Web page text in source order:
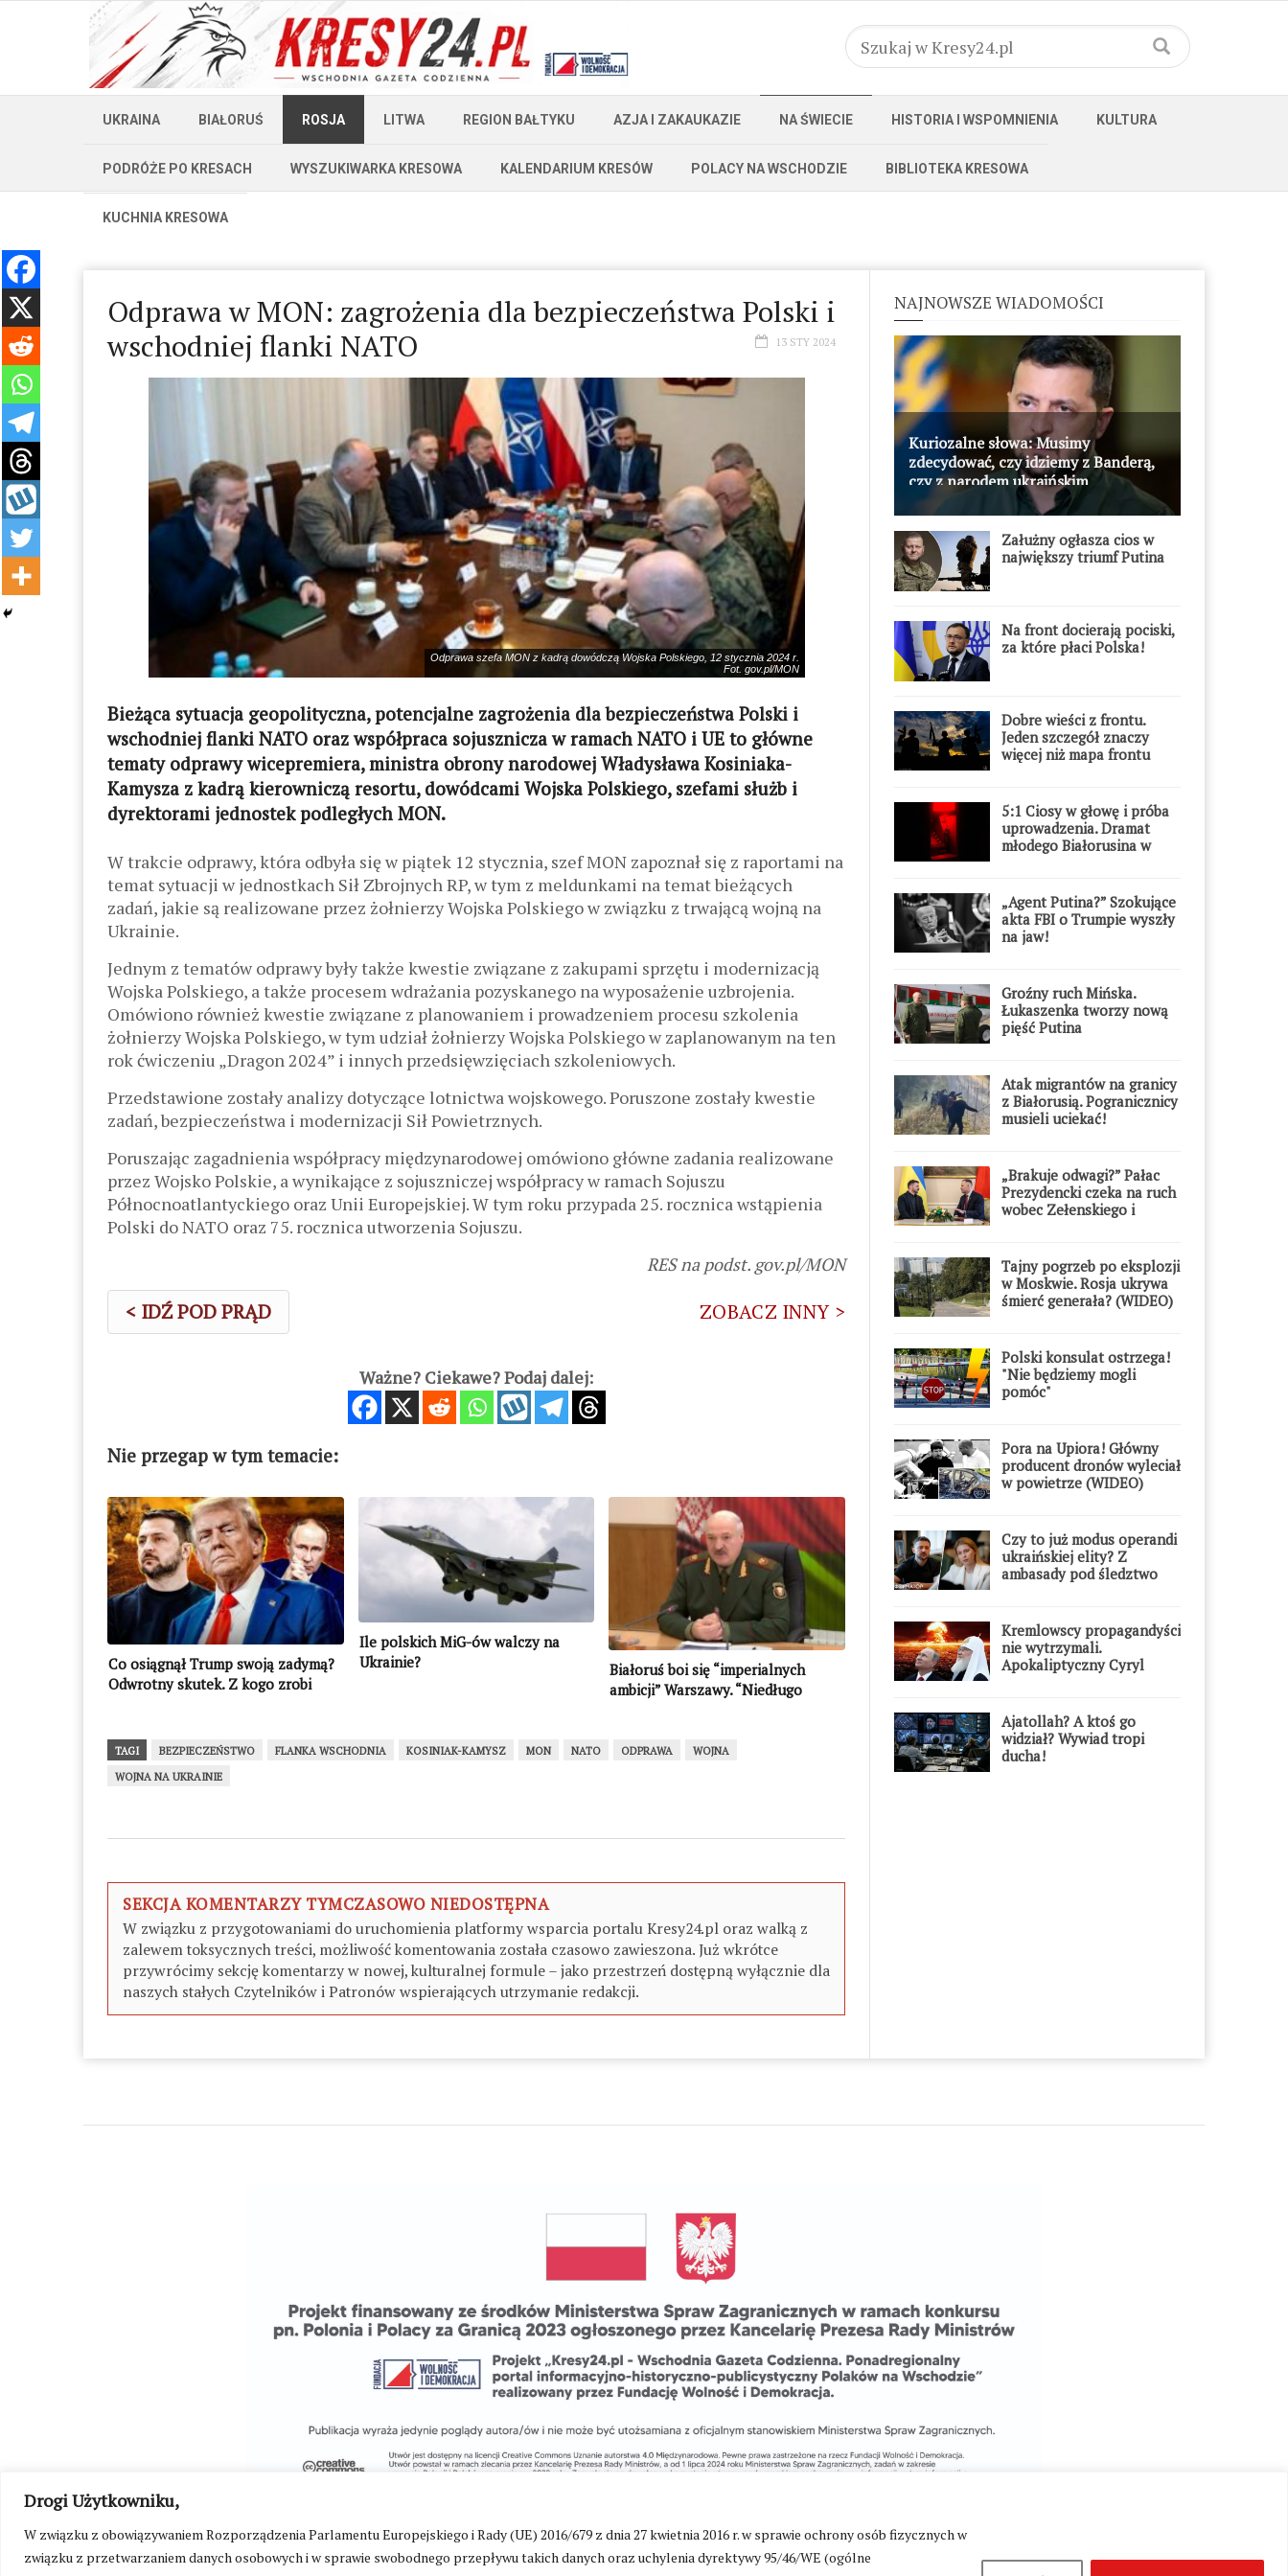
Drogi Użytkowniku,
W związku z obowiązywaniem Rozporządzenia Parlamentu Europejskiego i Rady (UE) 2016/679 z dnia 27 kwietnia 2016 r. w sprawie ochrony osób fizycznych w
związku z przetwarzaniem danych osobowych i w sprawie swobodnego przepływu takich danych oraz uchylenia dyrektywy 95/46/WE (ogólne
UKRAINA BIAŁORUŚ ROSJA LITWA REGION BAŁTYKU AZJA I ZAKAUKAZIE NA ŚWIECIE HISTORIA I WSPOMNIENIA KULTURA
PODRÓŻE PO KRESACH WYSZUKIWARKA KRESOWA KALENDARIUM KRESÓW POLACY NA WSCHODZIE BIBLIOTEKA KRESOWA
KUCHNIA KRESOWA
Odprawa w MON: zagrożenia dla bezpieczeństwa Polski i
wschodniej flanki NATO
13 STY 2024
Odprawa szefa MON z kadrą dowódczą Wojska Polskiego, 12 stycznia 2024 r.
Fot. gov.pl/MON
Bieżąca sytuacja geopolityczna, potencjalne zagrożenia dla bezpieczeństwa Polski i
wschodniej flanki NATO oraz współpraca sojusznicza w ramach NATO i UE to główne
tematy odprawy wicepremiera, ministra obrony narodowej Władysława Kosiniaka-
Kamysza z kadrą kierowniczą resortu, dowódcami Wojska Polskiego, szefami służb i
dyrektorami jednostek podległych MON.
W trakcie odprawy, która odbyła się w piątek 12 stycznia, szef MON zapoznał się z raportami na
temat sytuacji w jednostkach Sił Zbrojnych RP, w tym z meldunkami na temat bieżących
zadań, jakie są realizowane przez żołnierzy Wojska Polskiego w związku z trwającą wojną na
Ukrainie.
Jednym z tematów odprawy były także kwestie związane z zakupami sprzętu i modernizacją
Wojska Polskiego, a także procesem wdrażania pozyskanego na wyposażenie uzbrojenia.
Omówiono również kwestie związane z planowaniem i prowadzeniem procesu szkolenia
żołnierzy Wojska Polskiego, w tym udział żołnierzy Wojska Polskiego w zaplanowanym na ten
rok ćwiczeniu „Dragon 2024” i innych przedsięwzięciach szkoleniowych.
Przedstawione zostały analizy dotyczące lotnictwa wojskowego. Poruszone zostały kwestie
zadań, bezpieczeństwa i modernizacji Sił Powietrznych.
Poruszając zagadnienia współpracy międzynarodowej omówiono główne zadania realizowane
przez Wojsko Polskie, a wynikające z sojuszniczej współpracy w ramach Sojuszu
Północnoatlantyckiego oraz Unii Europejskiej. W tym roku przypada 25. rocznica wstąpienia
Polski do NATO oraz 75. rocznica utworzenia Sojuszu.
RES na podst. gov.pl/MON
< IDŹ POD PRĄD ZOBACZ INNY >
Ważne? Ciekawe? Podaj dalej:
Nie przegap w tym temacie:
Co osiągnął Trump swoją zadymą?
Odwrotny skutek. Z kogo zrobi
Ile polskich MiG-ów walczy na
Ukrainie?
Białoruś boi się “imperialnych
ambicji” Warszawy. “Niedługo
ofensywę przeciwko Białorusi”
TAGI BEZPIECZEŃSTWO FLANKA WSCHODNIA KOSINIAK-KAMYSZ MON NATO ODPRAWA
WOJNA
WOJNA NA UKRAINIE
SEKCJA KOMENTARZY TYMCZASOWO NIEDOSTĘPNA
W związku z przygotowaniami do uruchomienia platformy wsparcia portalu Kresy24.pl oraz walką z
zalewem toksycznych treści, możliwość komentowania została czasowo zawieszona. Już wkrótce
przywrócimy sekcję komentarzy w nowej, kulturalnej formule – jako przestrzeń dostępną wyłącznie dla
naszych stałych Czytelników i Patronów wspierających utrzymanie redakcji.
NAJNOWSZE WIADOMOŚCI
Kuriozalne słowa: Musimy
zdecydować, czy idziemy z Banderą,
czy z narodem ukraińskim
Załużny ogłasza cios w
największy triumf Putina
Na front docierają pociski,
za które płaci Polska!
Dobre wieści z frontu.
Jeden szczegół znaczy
więcej niż mapa frontu
5:1 Ciosy w głowę i próba
uprowadzenia. Dramat
młodego Białorusina w
„Agent Putina?” Szokujące
akta FBI o Trumpie wyszły
na jaw!
Groźny ruch Mińska.
Łukaszenka tworzy nową
pięść Putina
Atak migrantów na granicy
z Białorusią. Pogranicznicy
musieli uciekać!
„Brakuje odwagi?” Pałac
Prezydencki czeka na ruch
wobec Zełenskiego i
Tajny pogrzeb po eksplozji
w Moskwie. Rosja ukrywa
śmierć generała? (WIDEO)
Polski konsulat ostrzega!
"Nie będziemy mogli
pomóc"
Pora na Upiora! Główny
producent dronów wyleciał
w powietrze (WIDEO)
Czy to już modus operandi
ukraińskiej elity? Z
ambasady pod śledztwo
Kremlowscy propagandyści
nie wytrzymali.
Apokaliptyczny Cyryl
Ajatollah? A ktoś go
widział? Wywiad tropi
ducha!